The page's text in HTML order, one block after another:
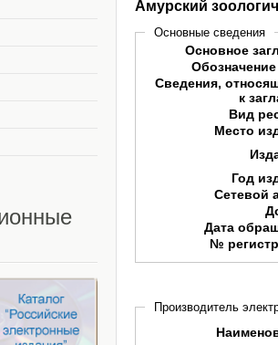
Амурский
Основные сведения
Основное
Сведения,
к
Вид
Место
Год
Сетевой
Дата
№
Производитель